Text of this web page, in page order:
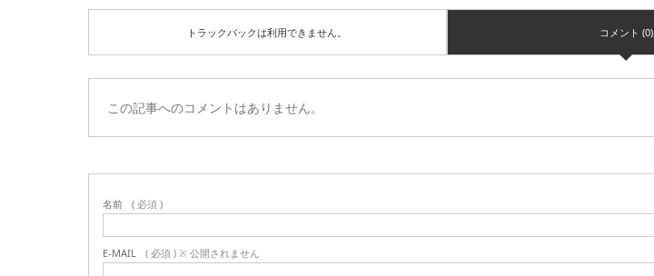
トラックバックは利用できません。 コメント (0)
この記事へのコメントはありません。
名前 ( 必須 )
E-MAIL ( 必須 ) ※ 公開されません